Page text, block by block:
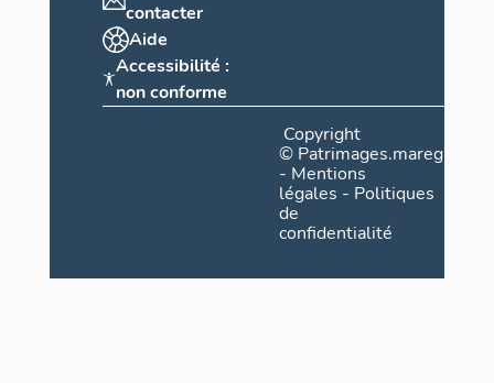
contacter
Aide
Accessibilité :
non conforme
Copyright
©
- Mentions
légales - Politiques
de
confidentialité